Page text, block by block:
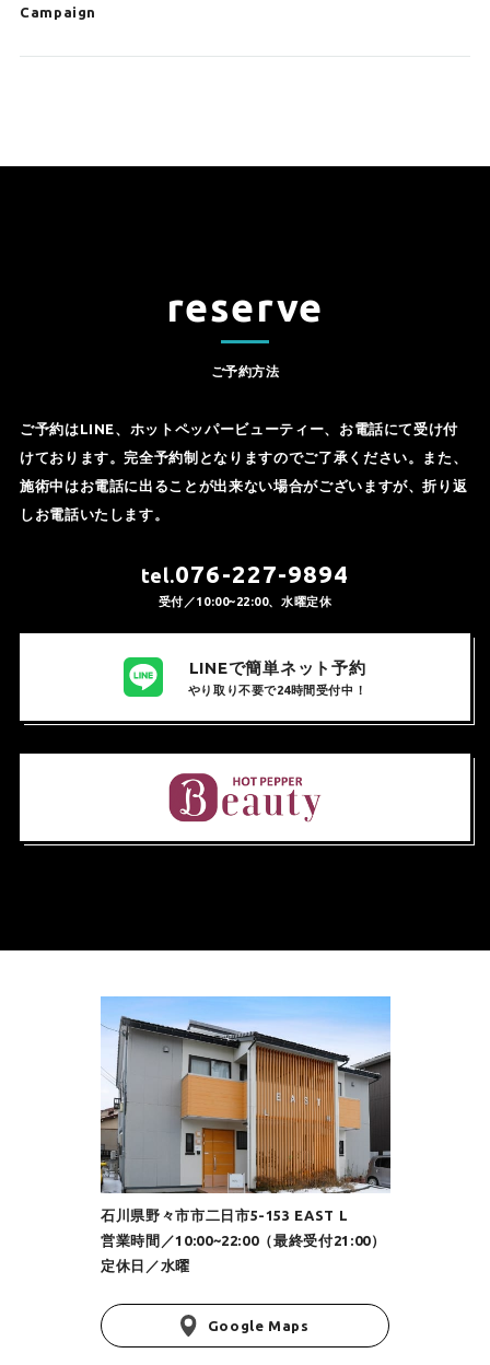
Campaign
reserve
ご予約方法
ご予約はLINE、ホットペッパービューティー、お電話にて受け付
けております。完全予約制となりますのでご了承ください。また、
施術中はお電話に出ることが出来ない場合がございますが、折り返
しお電話いたします。
tel.076-227-9894
受付／10:00~22:00、水曜定休
LINEで簡単ネット予約
やり取り不要で24時間受付中！
石川県野々市市二日市5-153 EAST L
営業時間／10:00~22:00（最終受付21:00）
定休日／水曜
Google Maps